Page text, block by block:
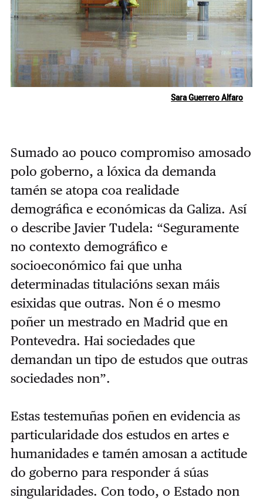
Sara Guerrero Alfaro
Sumado ao pouco compromiso amosado
polo goberno, a lóxica da demanda
tamén se atopa coa realidade
demográfica e económicas da Galiza. Así
o describe Javier Tudela: “Seguramente
no contexto demográfico e
socioeconómico fai que unha
determinadas titulacións sexan máis
esixidas que outras. Non é o mesmo
poñer un mestrado en Madrid que en
Pontevedra. Hai sociedades que
demandan un tipo de estudos que outras
sociedades non”.
Estas testemuñas poñen en evidencia as
particularidade dos estudos en artes e
humanidades e tamén amosan a actitude
do goberno para responder á súas
singularidades. Con todo, o Estado non